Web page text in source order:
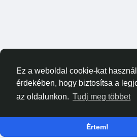
Ez a weboldal cookie-kat
érdekében, hogy biztosítsa a
az oldalunkon. Tudj meg többet
Értem!